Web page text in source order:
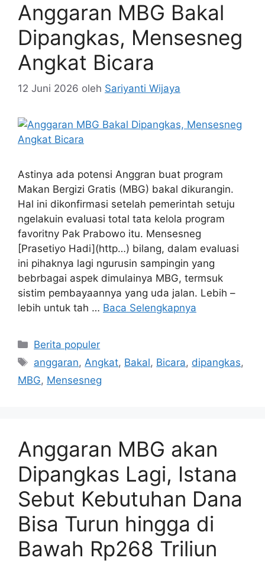
Anggaran MBG Bakal
Dipangkas, Mensesneg
Angkat Bicara
12 Juni 2026 oleh Sariyanti Wijaya
Astinya ada potensi Anggran buat program
Makan Bergizi Gratis (MBG) bakal dikurangin.
Hal ini dikonfirmasi setelah pemerintah setuju
ngelakuin evaluasi total tata kelola program
favoritny Pak Prabowo itu. Mensesneg
[Prasetiyo Hadi](http…) bilang, dalam evaluasi
ini pihaknya lagi ngurusin sampingin yang
bebrbagai aspek dimulainya MBG, termsuk
sistim pembayaannya yang uda jalan. Lebih –
lebih untuk tah … Baca Selengkapnya
Kategori
Berita populer
Tag
anggaran,Angkat, Bakal, Bicara, dipangkas,
MBG, Mensesneg
Anggaran MBG akan
Dipangkas Lagi, Istana
Sebut Kebutuhan Dana
Bisa Turun hingga di
Bawah Rp268 Triliun